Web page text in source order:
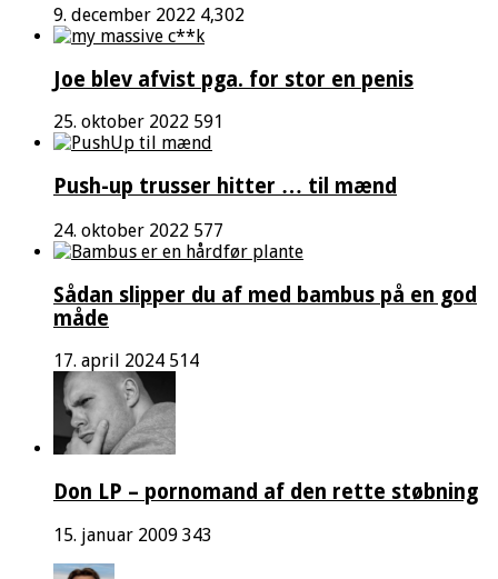
9. december 2022 4,302
Joe blev afvist pga. for stor en penis
25. oktober 2022 591
Push-up trusser hitter … til mænd
24. oktober 2022 577
Sådan slipper du af med bambus på en god
måde
17. april 2024 514
Don LP – pornomand af den rette støbning
15. januar 2009 343